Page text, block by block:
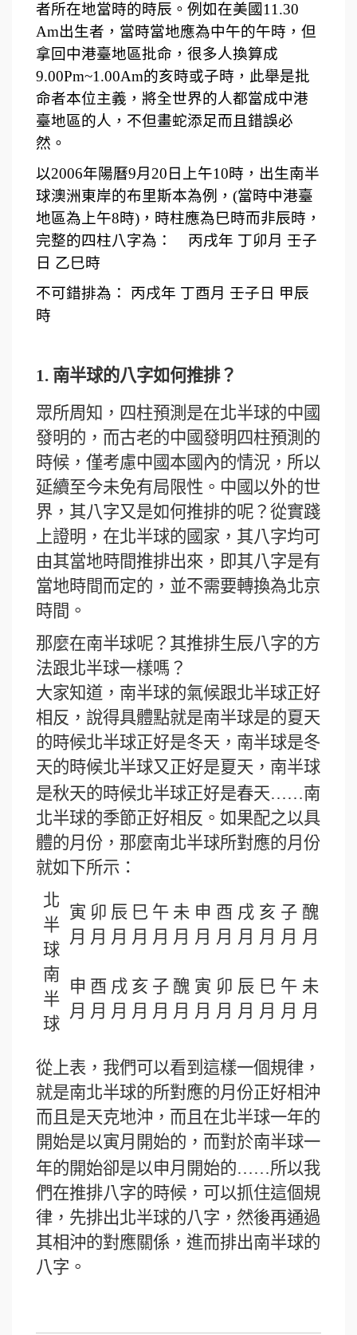
者所在地當時的時辰。例如在美國11.30
Am出生者，當時當地應為中午的午時，但
拿回中港臺地區批命，很多人換算成
9.00Pm~1.00Am的亥時或子時，此舉是批
命者本位主義，將全世界的人都當成中港
臺地區的人，不但畫蛇添足而且錯誤必
然。
以2006年陽曆9月20日上午10時，出生南半
球澳洲東岸的布里斯本為例，(當時中港臺
地區為上午8時)，時柱應為巳時而非辰時，
完整的四柱八字為： 丙戌年 丁卯月 壬子
日 乙巳時
不可錯排為： 丙戌年 丁酉月 壬子日 甲辰
時
1. 南半球的八字如何推排？
眾所周知，四柱預測是在北半球的中國
發明的，而古老的中國發明四柱預測的
時候，僅考慮中國本國內的情況，所以
延續至今未免有局限性。中國以外的世
界，其八字又是如何推排的呢？從實踐
上證明，在北半球的國家，其八字均可
由其當地時間推排出來，即其八字是有
當地時間而定的，並不需要轉換為北京
時間。
那麼在南半球呢？其推排生辰八字的方
法跟北半球一樣嗎？
大家知道，南半球的氣候跟北半球正好
相反，說得具體點就是南半球是的夏天
的時候北半球正好是冬天，南半球是冬
天的時候北半球又正好是夏天，南半球
是秋天的時候北半球正好是春天……南
北半球的季節正好相反。如果配之以具
體的月份，那麼南北半球所對應的月份
就如下所示：
北
半
球
寅
月
卯
月
辰
月
巳
月
午
月
未
月
申
月
酉
月
戌
月
亥
月
子
月
醜
月
南
半
球
申
月
酉
月
戌
月
亥
月
子
月
醜
月
寅
月
卯
月
辰
月
巳
月
午
月
未
月
從上表，我們可以看到這樣一個規律，
就是南北半球的所對應的月份正好相沖
而且是天克地沖，而且在北半球一年的
開始是以寅月開始的，而對於南半球一
年的開始卻是以申月開始的……所以我
們在推排八字的時候，可以抓住這個規
律，先排出北半球的八字，然後再通過
其相沖的對應關係，進而排出南半球的
八字。